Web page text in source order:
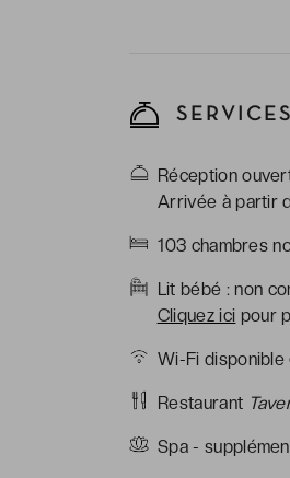
Réception
Arrivée à partir
103 chambres
Lit bébé : non
Cliquez ici pour
Wi-Fi disponible
Restaurant
Spa -